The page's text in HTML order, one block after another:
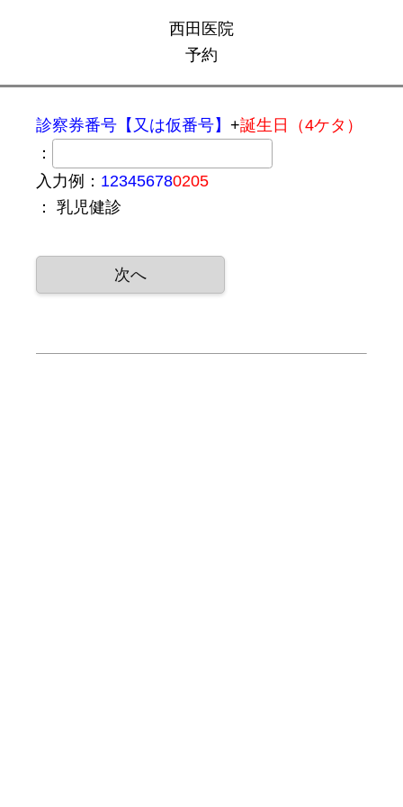
西田医院
予約
診察券番号【又は仮番号】 +誕生日（4ケタ）
：
入力例： 123456780205
： 乳児健診